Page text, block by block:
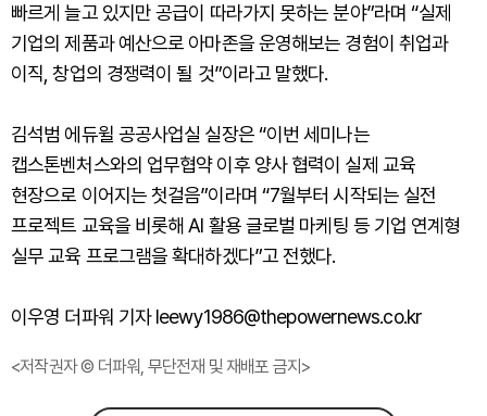
빠르게 늘고 있지만 공급이 따라가지 못하는 분야”라며 “실제
기업의 제품과 예산으로 아마존을 운영해보는 경험이 취업과
이직, 창업의 경쟁력이 될 것”이라고 말했다.
김석범 에듀윌 공공사업실 실장은 “이번 세미나는
캡스톤벤처스와의 업무협약 이후 양사 협력이 실제 교육
현장으로 이어지는 첫걸음”이라며 “7월부터 시작되는 실전
프로젝트 교육을 비롯해 AI 활용 글로벌 마케팅 등 기업 연계형
실무 교육 프로그램을 확대하겠다”고 전했다.
이우영 더파워 기자 leewy1986@thepowernews.co.kr
<저작권자 © 더파워, 무단전재 및 재배포 금지>